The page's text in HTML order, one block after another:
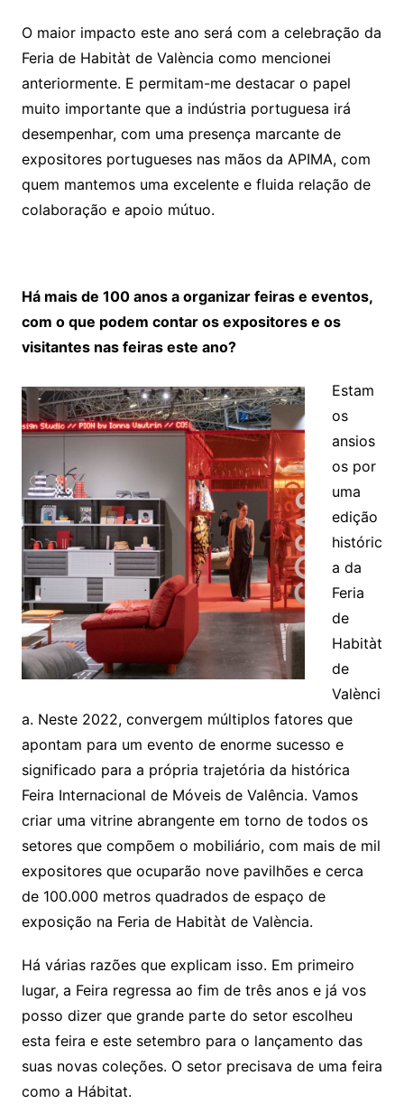
O maior impacto este ano será com a celebração da
Feria de Habitàt de València como mencionei
anteriormente. E permitam-me destacar o papel
muito importante que a indústria portuguesa irá
desempenhar, com uma presença marcante de
expositores portugueses nas mãos da APIMA, com
quem mantemos uma excelente e fluida relação de
colaboração e apoio mútuo.
Há mais de 100 anos a organizar feiras e eventos,
com o que podem contar os expositores e os
visitantes nas feiras este ano?
Estam
os
ansios
os por
uma
edição
históric
a da
Feria
de
Habitàt
de
Valènci
a. Neste 2022, convergem múltiplos fatores que
apontam para um evento de enorme sucesso e
significado para a própria trajetória da histórica
Feira Internacional de Móveis de Valência. Vamos
criar uma vitrine abrangente em torno de todos os
setores que compõem o mobiliário, com mais de mil
expositores que ocuparão nove pavilhões e cerca
de 100.000 metros quadrados de espaço de
exposição na Feria de Habitàt de València.
Há várias razões que explicam isso. Em primeiro
lugar, a Feira regressa ao fim de três anos e já vos
posso dizer que grande parte do setor escolheu
esta feira e este setembro para o lançamento das
suas novas coleções. O setor precisava de uma feira
como a Hábitat.